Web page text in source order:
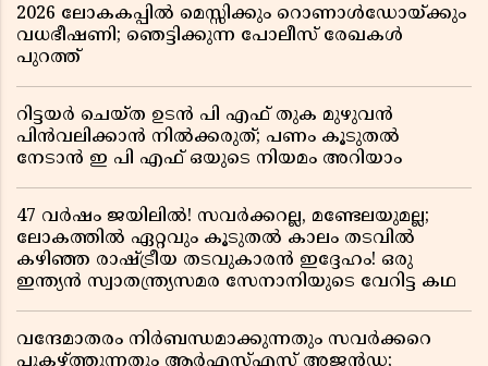
2026 ലോകകപ്പിൽ മെസ്സിക്കും റൊണാൾഡോയ്ക്കും
വധഭീഷണി; ഞെട്ടിക്കുന്ന പോലീസ് രേഖകൾ
പുറത്ത്
റിട്ടയർ ചെയ്ത ഉടൻ പി എഫ് തുക മുഴുവൻ
പിൻവലിക്കാൻ നിൽക്കരുത്; പണം കൂടുതൽ
നേടാൻ ഇ പി എഫ് ഒയുടെ നിയമം അറിയാം
47 വർഷം ജയിലിൽ! സവർക്കറല്ല, മണ്ടേലയുമല്ല;
ലോകത്തിൽ ഏറ്റവും കൂടുതൽ കാലം തടവിൽ
കഴിഞ്ഞ രാഷ്ട്രീയ തടവുകാരൻ ഇദ്ദേഹം! ഒരു
ഇന്ത്യൻ സ്വാതന്ത്ര്യസമര സേനാനിയുടെ വേറിട്ട കഥ
വന്ദേമാതരം നിർബന്ധമാക്കുന്നതും സവർക്കറെ